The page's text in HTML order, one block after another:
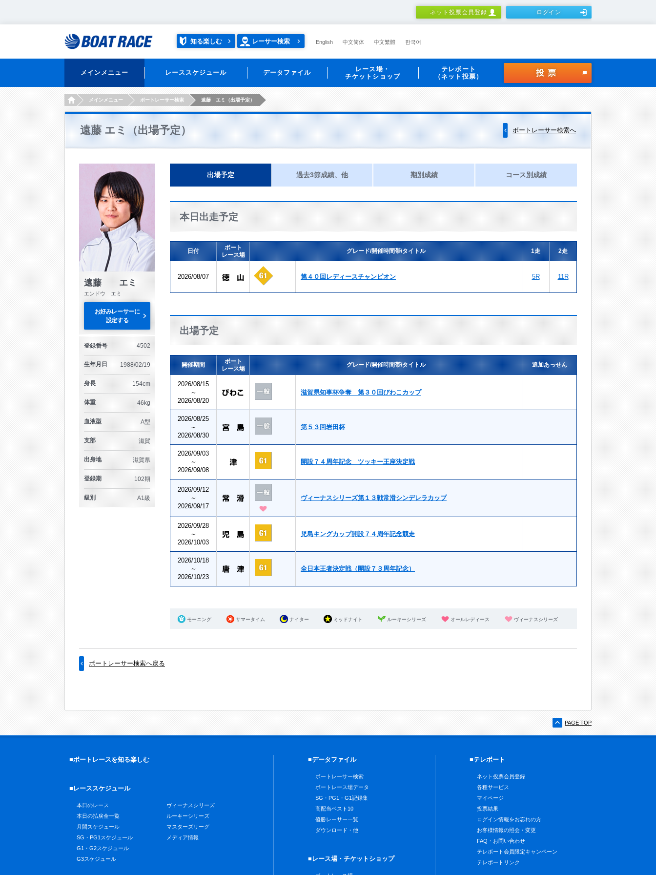
ネット投票会員登録 ログイン
知る楽しむ レーサー検索 English 中文简体 中文繁體 한국어
メインメニュー レーススケジュール データファイル
レース場・
チケットショップ
テレボート
（ネット投票）
投票
HOMEメインメニュー ボートレーサー検索 遠藤 エミ（出場予定）
遠藤 エミ（出場予定） ボートレーサー検索へ
遠藤 エミ
エンドウ エミ
お好みレーサーに
設定する
登録番号 4502
生年月日 1988/02/19
身長 154cm
体重 46kg
血液型 A型
支部 滋賀
出身地 滋賀県
登録期 102期
級別 A1級
出場予定 過去3節成績、他 期別成績 コース別成績
本日出走予定
日付
ボート
レース場
グレード/開催時間帯/タイトル 1走 2走
2026/08/07 第４０回レディースチャンピオン 5R 11R
出場予定
開催期間
ボート
レース場
グレード/開催時間帯/タイトル 追加あっせん
2026/08/15
～
2026/08/20
滋賀県知事杯争奪 第３０回びわこカップ
2026/08/25
～
2026/08/30
第５３回岩田杯
2026/09/03
～
2026/09/08
開設７４周年記念 ツッキー王座決定戦
2026/09/12
～
2026/09/17
ヴィーナスシリーズ第１３戦常滑シンデレラカップ
2026/09/28
～
2026/10/03
児島キングカップ開設７４周年記念競走
2026/10/18
～
2026/10/23
全日本王者決定戦（開設７３周年記念）
モーニング サマータイム ナイター ミッドナイト ルーキーシリーズ オールレディース ヴィーナスシリーズ
ボートレーサー検索へ戻る
PAGE TOP
■ボートレースを知る楽しむ
■レーススケジュール
本日のレース
本日の払戻金一覧
月間スケジュール
SG・PG1スケジュール
G1・G2スケジュール
G3スケジュール
ヴィーナスシリーズ
ルーキーシリーズ
マスターズリーグ
メディア情報
■データファイル
ボートレーサー検索
ボートレース場データ
SG・PG1・G1記録集
高配当ベスト10
優勝レーサー一覧
ダウンロード・他
■レース場・チケットショップ
■テレボート
ネット投票会員登録
各種サービス
マイページ
投票結果
ログイン情報をお忘れの方
お客様情報の照会・変更
FAQ・お問い合わせ
テレボート会員限定キャンペーン
テレボートリンク